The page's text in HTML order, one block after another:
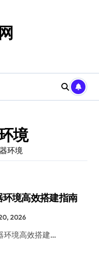
境
环境
境高效搭建指南
2026
环境高效搭建…